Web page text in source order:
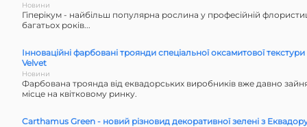
Новини
Гіперікум - найбільш популярна рослина у професійній
багатьох років...
Інноваційні фарбовані троянди спеціальної оксамитової текстури
Velvet
Новини
Фарбована ​​троянда від еквадорських виробників вже давно
місце на квітковому ринку.
Carthamus Green - новий різновид декоративної зелені з